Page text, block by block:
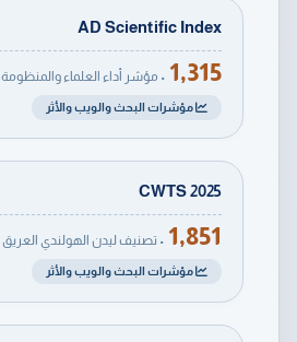
AD Scientific Index
1,315 • مؤشر أداء العلماء والمنظومة
مؤشرات البحث والويب والأثر
CWTS 2025
1,851 • تصنيف ليدن الهولندي العريق
مؤشرات البحث والويب والأثر